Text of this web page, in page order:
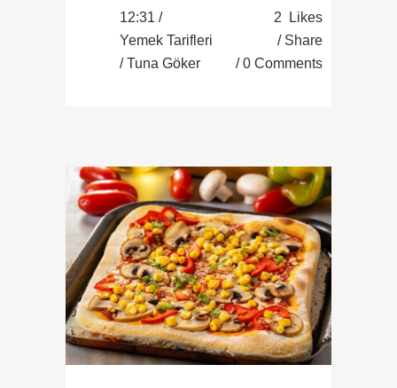
12:31 /
Yemek Tarifleri
/ Tuna Göker
2
Likes
Share
0 Comments